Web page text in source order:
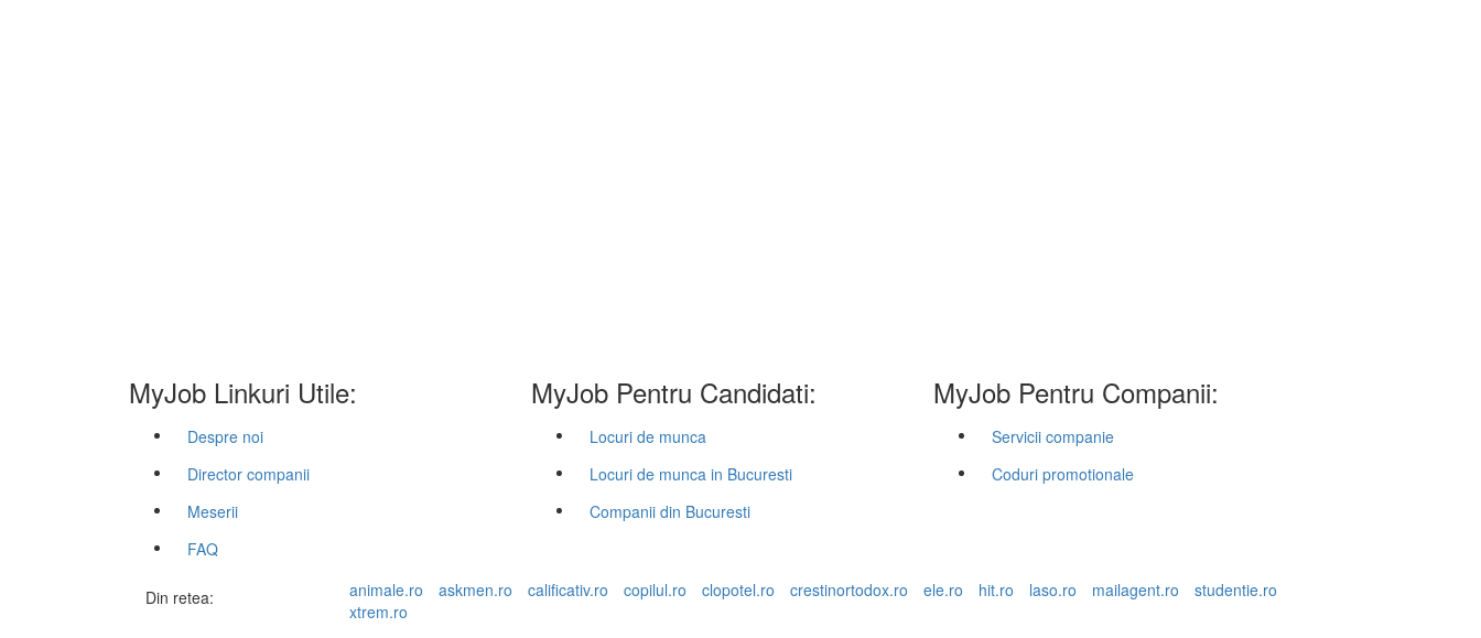
MyJob Linkuri Utile:
Despre noi
Director companii
Meserii
FAQ
MyJob Pentru Candidati:
Locuri de munca
Locuri de munca in Bucuresti
Companii din Bucuresti
MyJob Pentru Companii:
Servicii companie
Coduri promotionale
Din retea: animale.ro askmen.ro calificativ.ro copilul.ro clopotel.ro crestinortodox.ro ele.ro hit.ro laso.ro mailagent.ro
studentie.ro
xtrem.ro